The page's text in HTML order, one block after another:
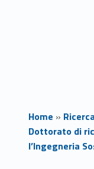
Home » Ricerca
Dottorato di
l’Ingegneria